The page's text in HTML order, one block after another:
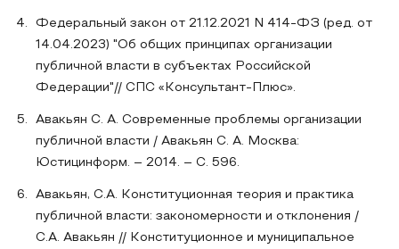
Федеральный закон от 21.12.2021 N 414-ФЗ (ред. от
14.04.2023) "Об общих принципах организации
публичной власти в субъектах Российской
Федерации"// СПС «Консультант-Плюс».
Авакьян С. А. Современные проблемы организации
публичной власти / Авакьян С. А. Москва:
Юстицинформ. – 2014. – С. 596.
Авакьян, С.А. Конституционная теория и практика
публичной власти: закономерности и отклонения /
С.А. Авакьян // Конституционное и муниципальное